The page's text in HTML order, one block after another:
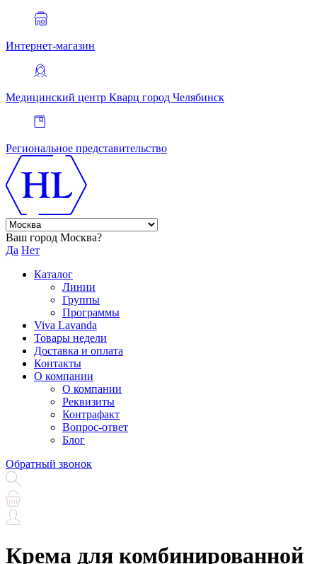
Интернет-магазин
Медицинский центр Кварц город Челябинск
Региональное представительство
Ваш город Москва?
Да Нет
Каталог
Линии
Группы
Программы
Viva Lavanda
Товары недели
Доставка и оплата
Контакты
О компании
О компании
Реквизиты
Контрафакт
Вопрос-ответ
Блог
Обратный звонок
Крема для комбинированной